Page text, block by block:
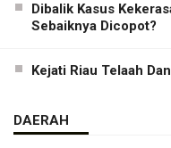
Dibalik Kasus
Sebaiknya Dicopot?
Kejati Riau Telaah
DAERAH